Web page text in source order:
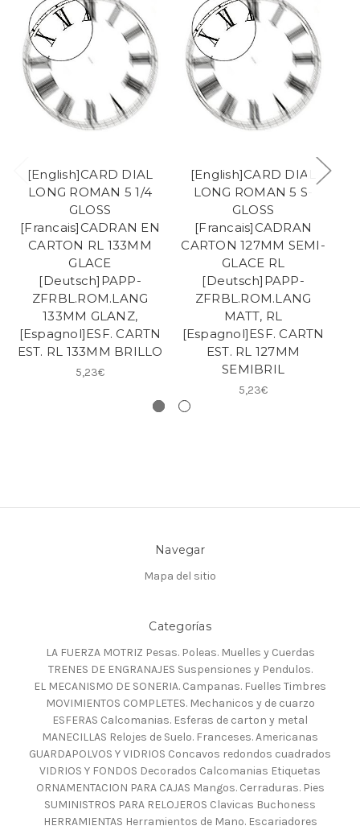
[English]CARD DIAL
LONG ROMAN 5 1/4
GLOSS
[Francais]CADRAN EN
CARTON RL 133MM
GLACE
[Deutsch]PAPP-
ZFRBL.ROM.LANG
133MM GLANZ,
[Espagnol]ESF. CARTN
EST. RL 133MM BRILLO
5,23€
[English]CARD DIAL
LONG ROMAN 5 S-
GLOSS
[Francais]CADRAN
CARTON 127MM SEMI-
GLACE RL
[Deutsch]PAPP-
ZFRBL.ROM.LANG
MATT, RL
[Espagnol]ESF. CARTN
EST. RL 127MM
SEMIBRIL
5,23€
Navegar
Mapa del sitio
Categorías
LA FUERZA MOTRIZ Pesas. Poleas. Muelles y Cuerdas
TRENES DE ENGRANAJES Suspensiones y Pendulos.
EL MECANISMO DE SONERIA. Campanas. Fuelles Timbres
MOVIMIENTOS COMPLETES. Mechanicos y de cuarzo
ESFERAS Calcomanias. Esferas de carton y metal
MANECILLAS Relojes de Suelo. Franceses. Americanas
GUARDAPOLVOS Y VIDRIOS Concavos redondos cuadrados
VIDRIOS Y FONDOS Decorados Calcomanias Etiquetas
ORNAMENTACION PARA CAJAS Mangos. Cerraduras. Pies
SUMINISTROS PARA RELOJEROS Clavicas Buchoness
HERRAMIENTAS Herramientos de Mano. Escariadores